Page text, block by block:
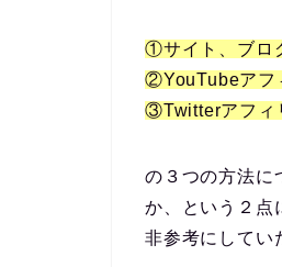
①サイト、ブロ
②YouTubeアフ
③Twitterアフィ
の３つの方法に
か 、という２
非参考にしてい